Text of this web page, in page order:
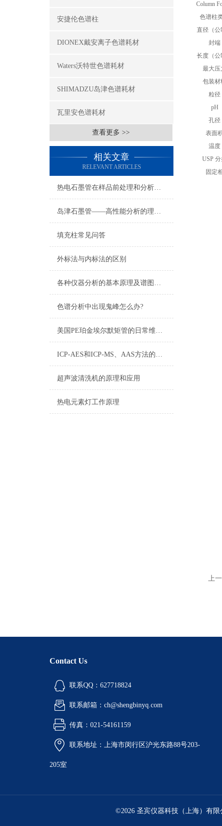
安捷伦色谱柱
DIONEX戴安离子色谱耗材
Waters沃特世色谱耗材
SHIMADZU岛津色谱耗材
瓦里安色谱耗材
查看更多 >>
相关文章
RELEVANT ARTICLES
热电石墨管在样品前处理和分析测试中的应用优势
岛津石墨管——高性能分析的理想选择
填充柱常见问答
外标法与内标法的区别
各种仪器分析的基本原理及谱图表示方法
色谱分析中出现鬼峰怎么办?
美国PE珀金埃尔默矩管的日常维护与保养技巧
ICP-AES和ICP-MS、AAS方法的比较
超声波清洗机的原理和应用
热电元素灯工作原理
Column
色谱柱
直径（公
封端
长度（公
最大压
包装材
粒径
pH
孔径
表面
温度
USP
固定
上
Contact Us
联系QQ：627718824
联系邮箱：ch@shengbinyq.com
传真：021-54161159
联系地址：上海市闵行区沪光东路88号203-
205室
©2026 圣宾仪器科技（上海）有